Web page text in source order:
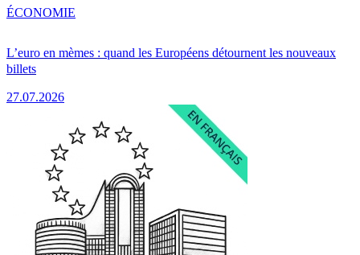
L’euro en mèmes : quand les Européens détournent les nouveaux
billets
27.07.2026
ÉCONOMIE